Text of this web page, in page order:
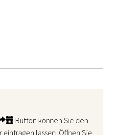
Button können Sie den
lassen. Öffnen Sie